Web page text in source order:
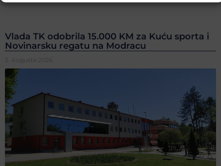
Vlada TK odobrila 15.000 KM za Kuću sporta i
Novinarsku regatu na Modracu
5. Augusta 2026.